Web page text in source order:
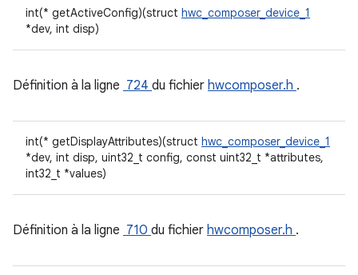
int(* getActiveConfig)(struct hwc_composer_device_1
*dev, int disp)
Définition à la ligne 724 du fichier hwcomposer.h .
int(* getDisplayAttributes)(struct hwc_composer_device_1
*dev, int disp, uint32_t config, const uint32_t *attributes,
int32_t *values)
Définition à la ligne 710 du fichier hwcomposer.h .